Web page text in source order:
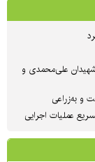
شهیدان علی‌محمدی و
و به‌زراعی
عملیات اجرایی